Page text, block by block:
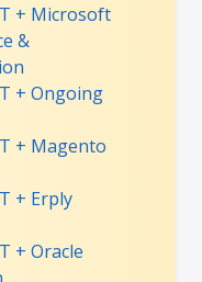
+ Microsoft
&
+ Ongoing
+ Magento
+ Erply
+ Oracle